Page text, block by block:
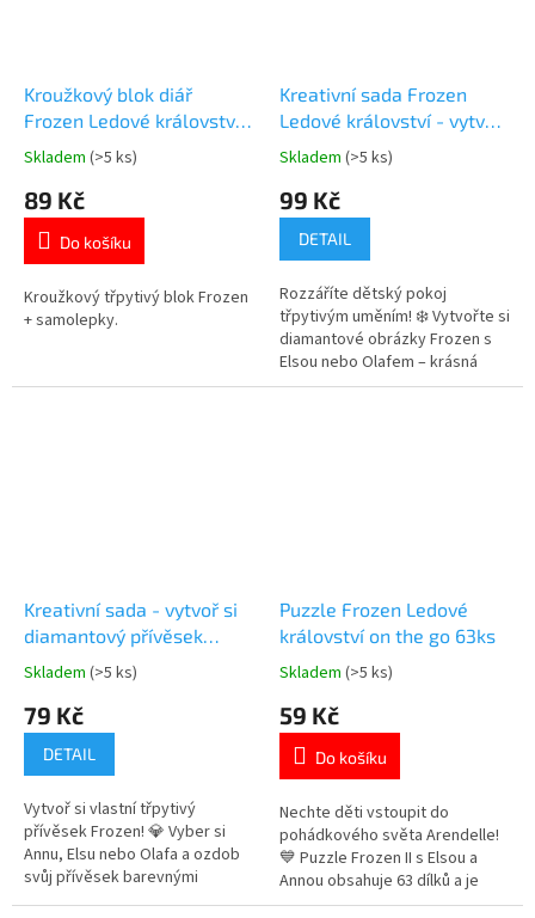
Kroužkový blok diář
Frozen Ledové království
A5 třpytivý + samolepky
Průměrné
produktu
5,0
5
hvězdiček.
Skladem (>5 ks)
89 Kč
Do košíku
Kroužkový třpytivý blok Frozen
+ samolepky.
Kreativní sada Frozen
Ledové království - vytvoř
si obrázky s diamanty
Průměrné
produktu
5
hvězdiček.
Skladem (>5 ks)
99 Kč
DETAIL
Rozzáříte dětský pokoj
třpytivým uměním! ❄️ Vytvořte si
diamantové obrázky Frozen s
Elsou nebo Olafem – krásná
kreativní zábava plná lesku a
Kreativní sada - vytvoř si
diamantový přívěsek
Frozen Ledové království
Průměrné
produktu
5
hvězdiček.
Skladem (>5 ks)
79 Kč
DETAIL
Vytvoř si vlastní třpytivý
přívěsek Frozen! 💎 Vyber si
Annu, Elsu nebo Olafa a ozdob
svůj přívěsek barevnými
diamanty. Více produktů s
Puzzle Frozen Ledové
království on the go 63ks
Průměrné
produktu
4,3
5
hvězdiček.
Skladem (>5 ks)
59 Kč
Do košíku
Nechte děti vstoupit do
pohádkového světa Arendelle!
💙 Puzzle Frozen II s Elsou a
Annou obsahuje 63 dílků a je
baleno v praktickém